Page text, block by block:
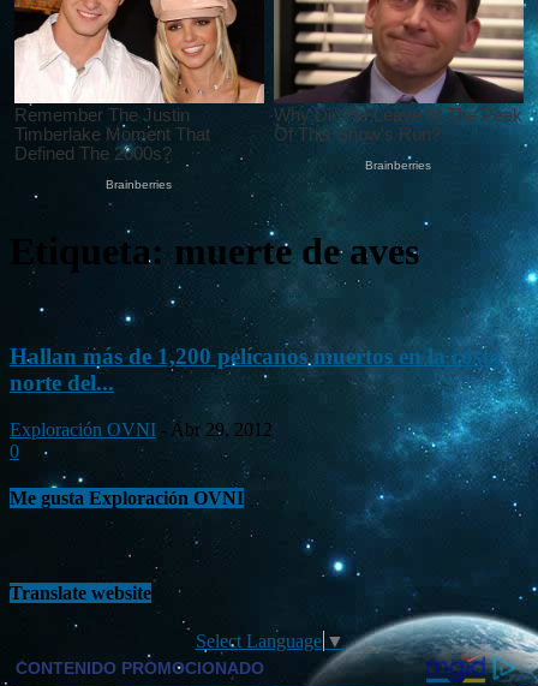
Etiqueta: muerte de aves
Hallan más de 1,200 pelícanos muertos en la costa
norte del...
Exploración OVNI - Abr 29, 2012
0
Me gusta Exploración OVNI
Translate website
Select Language ▼